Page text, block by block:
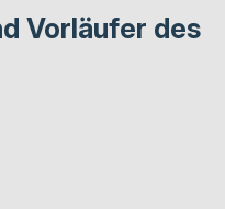
Vorläufer des